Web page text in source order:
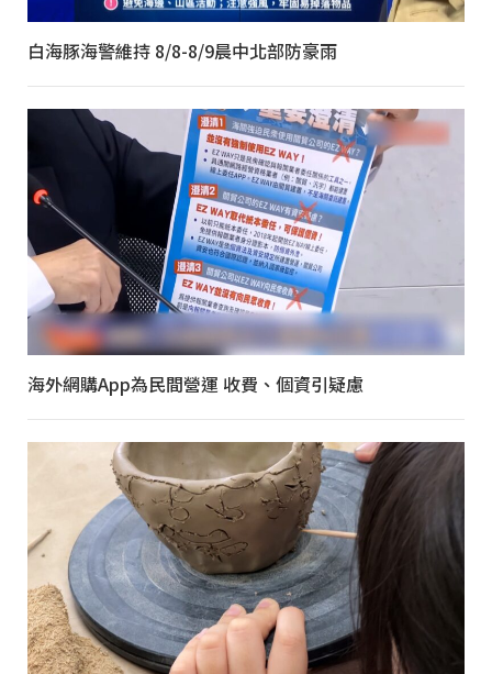
白海豚海警維持 8/8-8/9晨中北部防豪雨
海外網購App為民間營運 收費、個資引疑慮